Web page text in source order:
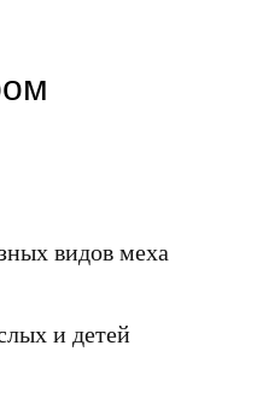
видов меха
и детей